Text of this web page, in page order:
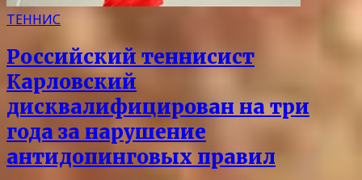
ТЕННИС
Российский теннисист
Карловский
дисквалифицирован на три
года за нарушение
антидопинговых правил